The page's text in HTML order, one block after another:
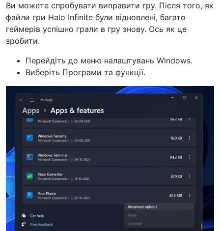
Ви можете спробувати виправити гру. Після того, як
файли гри Halo Infinite були відновлені, багато
геймерів успішно грали в гру знову. Ось як це
зробити.
Перейдіть до меню налаштувань Windows.
Виберіть Програми та функції.